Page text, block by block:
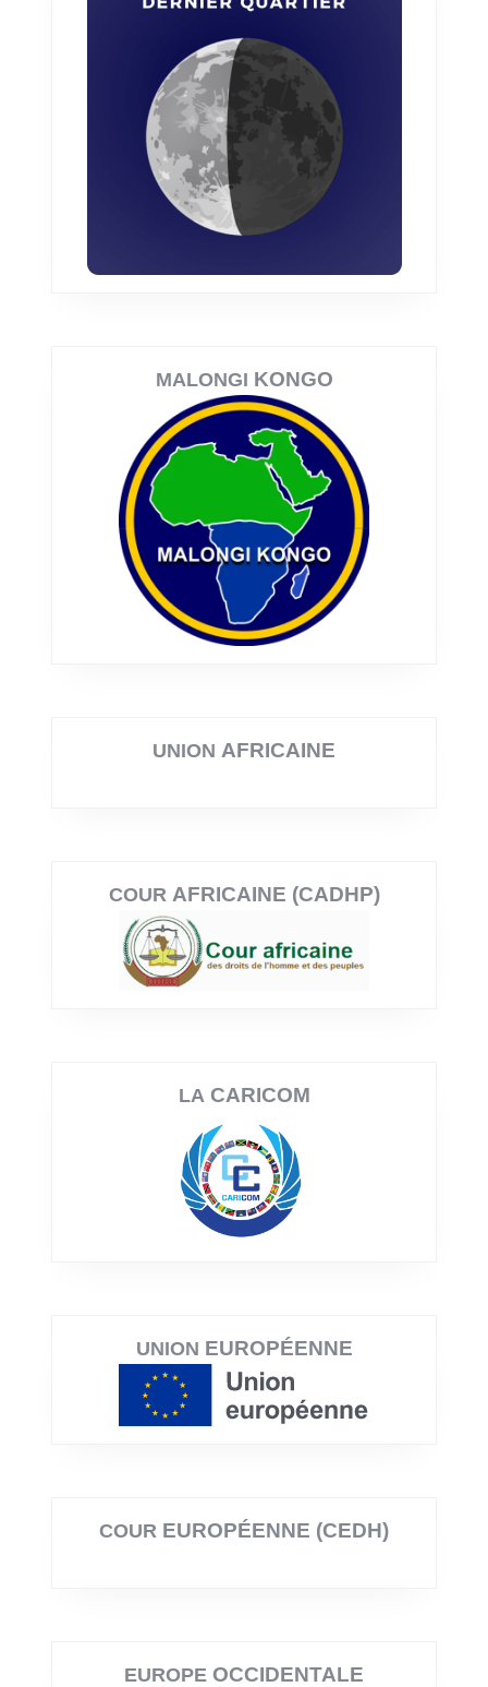
MALONGI KONGO
UNION AFRICAINE
COUR AFRICAINE (CADHP)
LA CARICOM
UNION EUROPÉENNE
COUR EUROPÉENNE (CEDH)
EUROPE OCCIDENTALE